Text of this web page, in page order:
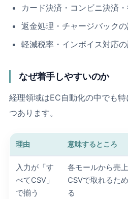
カード決済・コンビニ決済
返金処理・チャージバック
軽減税率・インボイス対応
なぜ着手しやすいのか
経理領域はEC自動化の中でも
つあります。
理由 意味するところ
入力が「す
べてCSV」
で揃う
各モールから売
CSVで取れるた
る